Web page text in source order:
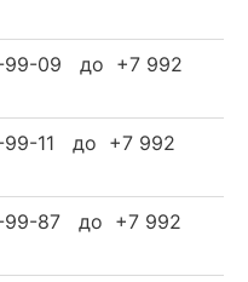
99-09 до +7 992
99-11 до +7 992
99-87 до +7 992